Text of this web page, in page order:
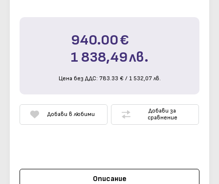
940.00€
1 838,49лв.
Цена без ДДС: 783.33 € / 1 532,07лв.
Добави в любими
Добави за
сравнение
Описание